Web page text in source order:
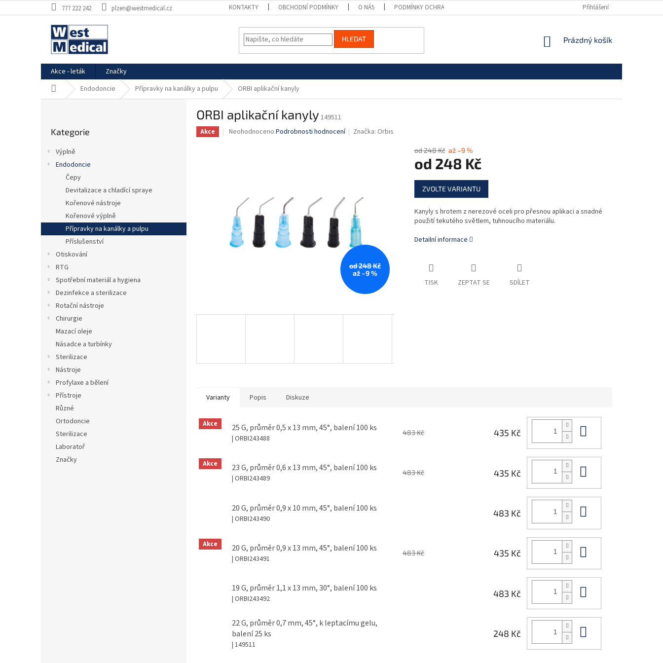
na
777 222 242 plzen@westmedical.cz KONTAKTY OBCHODNÍ PODMÍNKY O NÁS PODMÍNKY OCHRANY OSOBNÍCH ÚDAJŮ Přihlášení
HLEDAT
NÁKUPNÍ
Prázdný košík
Akce - leták
Značky
Domů Endodoncie Přípravky na kanálky a pulpu ORBI aplikační kanyly
n
e
kategorie
Kategorie
Výplně
Endodoncie
Čepy
Devitalizace a chladící spraye
Kořenové nástroje
Kořenové výplně
Přípravky na kanálky a pulpu
Příslušenství
Otiskování
RTG
Spotřební materiál a hygiena
Dezinfekce a sterilizace
Rotační nástroje
Chirurgie
Mazací oleje
Násadce a turbínky
Sterilizace
Nástroje
Profylaxe a bělení
Přístroje
Různé
Ortodoncie
Sterilizace
Laboratoř
Značky
ORBI aplikační kanyly 149511
Akce
Průměrné
hvězdiček.
Neohodnoceno Podrobnosti hodnocení Značka: Orbis
od 248 Kč
až –9 %
od 248 Kč až –9 %
od 248 Kč
Měrná
cena:
ZVOLTE VARIANTU
Kanyly s hrotem z nerezové oceli pro přesnou aplikaci a snadné
použití tekutého světlem, tuhnoucího materiálu.
Detailní informace
TISK ZEPTAT SE SDÍLET
Varianty Popis Diskuze
Akce 25 G, průměr 0,5 x 13 mm, 45°, balení 100 ks
| ORBI243488
483 Kč 435 Kč
Akce 23 G, průměr 0,6 x 13 mm, 45°, balení 100 ks
| ORBI243489
483 Kč 435 Kč
20 G, průměr 0,9 x 10 mm, 45°, balení 100 ks
| ORBI243490
483 Kč
Akce 20 G, průměr 0,9 x 13 mm, 45°, balení 100 ks
| ORBI243491
483 Kč 435 Kč
19 G, průměr 1,1 x 13 mm, 30°, balení 100 ks
| ORBI243492
483 Kč
22 G, průměr 0,7 mm, 45°, k leptacímu gelu,
balení 25 ks
| 149511
248 Kč